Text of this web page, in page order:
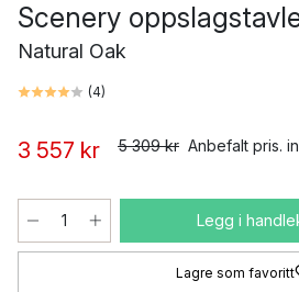
Scenery
Natural Oak
(4)
3 557 kr 5 309 kr Anbefalt pris.
Legg i
Lagre som favoritt